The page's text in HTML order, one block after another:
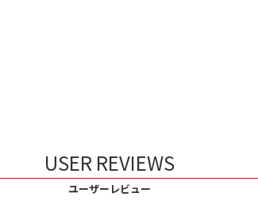
USER REVIEWS
ユーザーレビュー